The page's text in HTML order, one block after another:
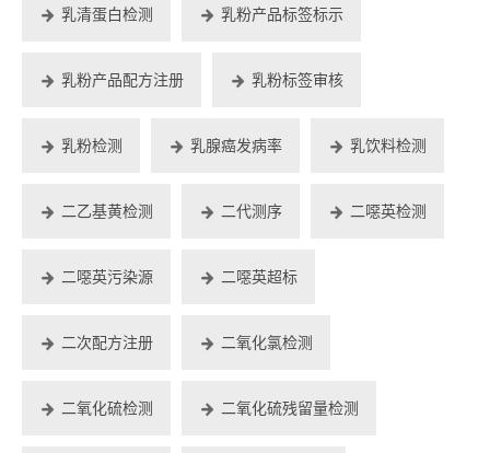
乳清蛋白检测 乳粉产品标签标示
乳粉产品配方注册 乳粉标签审核
乳粉检测 乳腺癌发病率 乳饮料检测
二乙基黄检测 二代测序 二噁英检测
二噁英污染源 二噁英超标
二次配方注册 二氧化氯检测
二氧化硫检测 二氧化硫残留量检测